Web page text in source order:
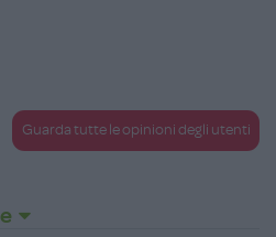
Guarda tutte le opinioni degli utenti